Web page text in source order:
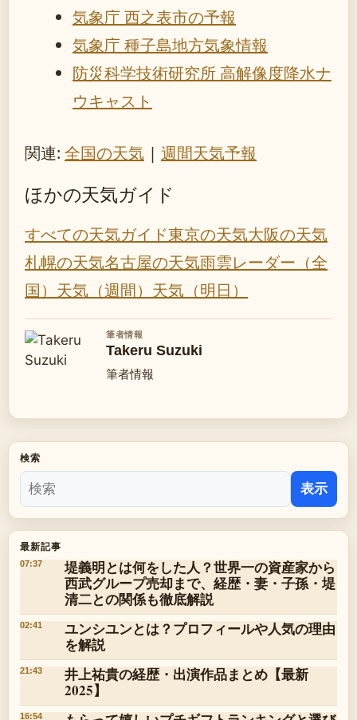
気象庁 西之表市の予報
気象庁 種子島地方気象情報
防災科学技術研究所 高解像度降水ナ
ウキャスト
関連: 全国の天気 | 週間天気予報
ほかの天気ガイド
すべての天気ガイド東京の天気大阪の天気
札幌の天気名古屋の天気雨雲レーダー（全
国） 天気（週間） 天気（明日）
筆者情報
Takeru Suzuki
筆者情報
検索
表示
最新記事
07:37
堤義明とは何をした人？世界一の資産家から
西武グループ売却まで、経歴・妻・子孫・堤
清二との関係も徹底解説
02:41
ユンシユンとは？プロフィールや人気の理由
を解説
21:43
井上祐貴の経歴・出演作品まとめ【最新
2025】
16:54